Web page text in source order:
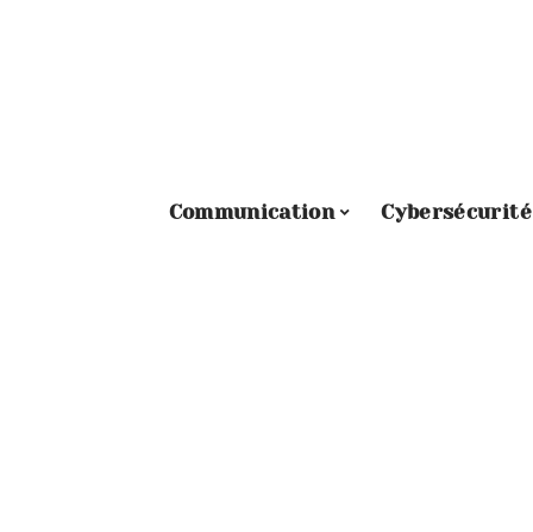
Communication Cybersécurité